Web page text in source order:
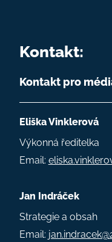
Kontakt:
Kontakt pro
Eliška Vinklerová
Výkonná ředitelka
Email:
Jan Indráček
Strategie a obsah
Email: